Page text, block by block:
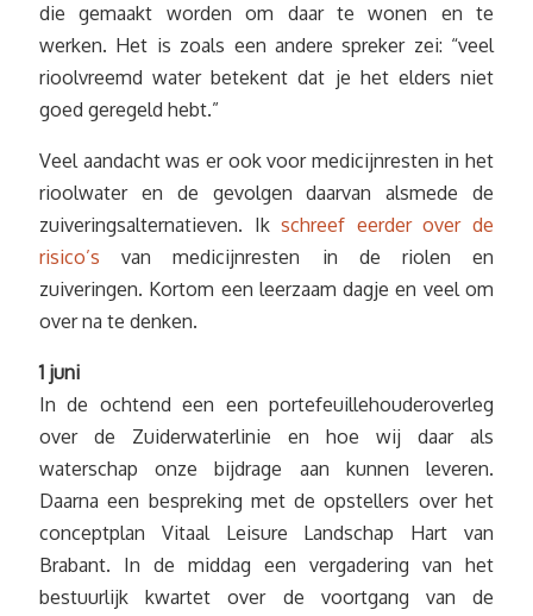
die gemaakt worden om daar te wonen en te
werken. Het is zoals een andere spreker zei: “veel
rioolvreemd water betekent dat je het elders niet
goed geregeld hebt.”
Veel aandacht was er ook voor medicijnresten in het
rioolwater en de gevolgen daarvan alsmede de
zuiveringsalternatieven. Ikschreef eerder over de
risico’s van medicijnresten in de riolen en
zuiveringen. Kortom een leerzaam dagje en veel om
over na te denken.
1 juni
In de ochtend een een portefeuillehouderoverleg
over de Zuiderwaterlinie en hoe wij daar als
waterschap onze bijdrage aan kunnen leveren.
Daarna een bespreking met de opstellers over het
conceptplan Vitaal Leisure Landschap Hart van
Brabant. In de middag een vergadering van het
bestuurlijk kwartet over de voortgang van de